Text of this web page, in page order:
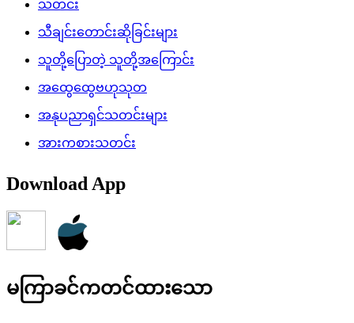
သတင်း
သီချင်းတောင်းဆိုခြင်းများ
သူတို့ပြောတဲ့ သူတို့အကြောင်း
အထွေထွေဗဟုသုတ
အနုပညာရှင်သတင်းများ
အားကစားသတင်း
Download App
မကြာခင်ကတင်ထားသော